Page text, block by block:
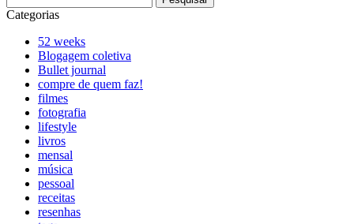
por:
Categorias
52 weeks
Blogagem coletiva
Bullet journal
compre de quem faz!
filmes
fotografia
lifestyle
livros
mensal
música
pessoal
receitas
resenhas